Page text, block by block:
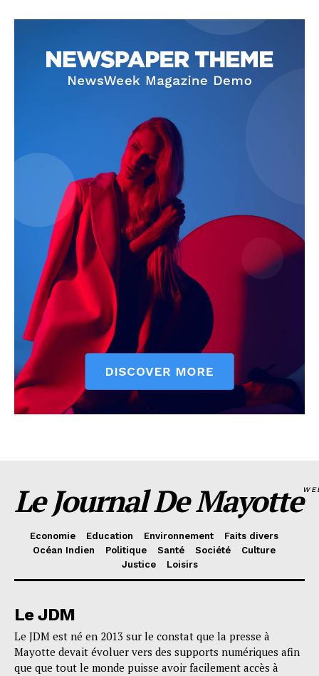
Le Journal De Mayotte
Economie Education Environnement
Faits divers
Océan Indien
Politique Santé Société
Culture
Justice
Loisirs
Le JDM
Le JDM est né en 2013 sur le constat que la presse à
Mayotte devait évoluer vers des supports numériques afin
que que tout le monde puisse avoir facilement accès à